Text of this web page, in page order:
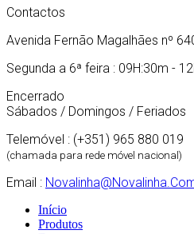
Contactos
Avenida Fernão Magalhães nº
Segunda a 6ª feira : 09H:30m -
Encerrado
Sábados / Domingos / Feriados
Telemóvel : (+351) 965 880 019
(chamada para rede móvel nacional)
Email :
Início
Produtos